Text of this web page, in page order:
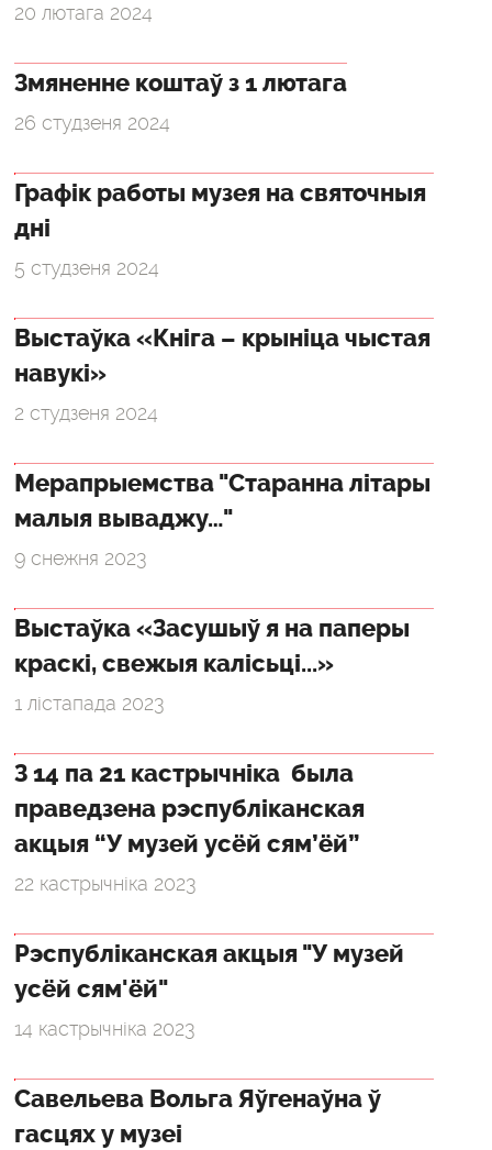
20 лютага 2024
Змяненне коштаў з 1 лютага
26 студзеня 2024
Графік работы музея на святочныя
дні
5 студзеня 2024
Выстаўка «Кніга – крыніца чыстая
навукі»
2 студзеня 2024
Мерапрыемства "Старанна літары
малыя вываджу…"
9 снежня 2023
Выстаўка «Засушыў я на паперы
краскі, свежыя калісьці...»
1 лістапада 2023
З 14 па 21 кастрычніка была
праведзена рэспубліканская
акцыя “У музей усёй сям’ёй”
22 кастрычніка 2023
Рэспубліканская акцыя "У музей
усёй сям'ёй"
14 кастрычніка 2023
Савельева Вольга Яўгенаўна ў
гасцях у музеі